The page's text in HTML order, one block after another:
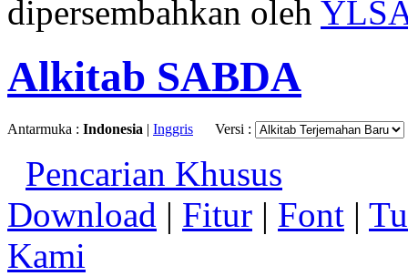
dipersembahkan oleh
Alkitab SABDA
Antarmuka : Indonesia | Inggris Versi :
Pencarian Khusus
Download | Fitur | Font |
Kami